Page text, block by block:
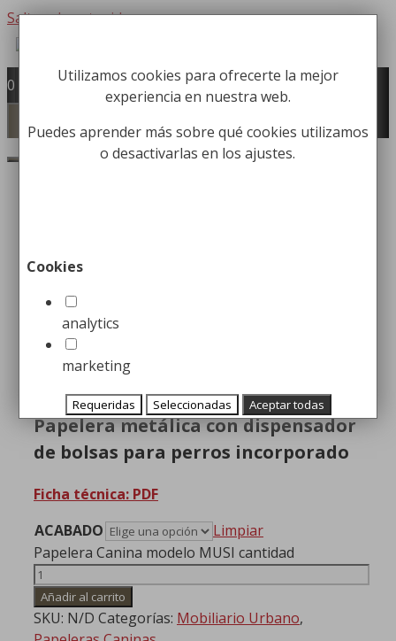
Saltar al contenido
Fabricación y comercialización de
equipamiento para la higiene industrial
Búsqueda de productos
0
Menú
Papelera Canina modelo
MUSI
Papelera metálica con dispensador
de bolsas para perros incorporado
Ficha técnica: PDF
ACABADO
Limpiar
Papelera Canina modelo MUSI cantidad
Añadir al carrito
SKU: N/D Categorías: Mobiliario Urbano,
Utilizamos cookies para ofrecerte la mejor
experiencia en nuestra web.
Puedes aprender más sobre qué cookies utilizamos
o desactivarlas en los ajustes.
Cookies
analytics
marketing
Requeridas Seleccionadas Aceptar todas